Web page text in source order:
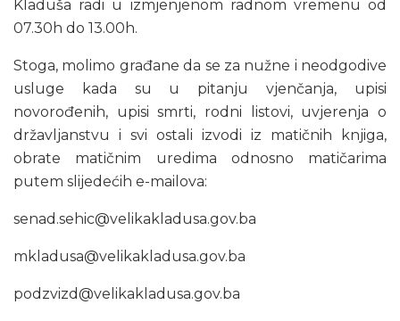
Kladuša radi u izmjenjenom radnom vremenu od
07.30h do 13.00h.
Stoga, molimo građane da se za nužne i neodgodive
usluge kada su u pitanju vjenčanja, upisi
novorođenih, upisi smrti, rodni listovi, uvjerenja o
državljanstvu i svi ostali izvodi iz matičnih knjiga,
obrate matičnim uredima odnosno matičarima
putem slijedećih e-mailova:
senad.sehic@velikakladusa.gov.ba
mkladusa@velikakladusa.gov.ba
podzvizd@velikakladusa.gov.ba